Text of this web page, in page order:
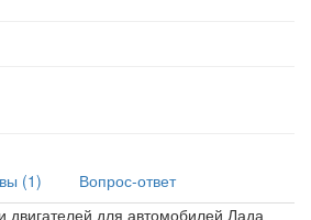
(1)
Вопрос-ответ
двигателей для автомобилей Лада